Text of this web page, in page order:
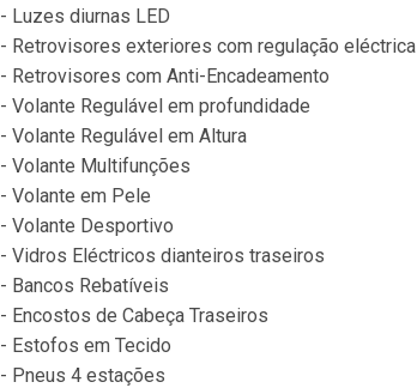
- Luzes diurnas LED
- Retrovisores exteriores com regulação eléctrica
- Retrovisores com Anti-Encadeamento
- Volante Regulável em profundidade
- Volante Regulável em Altura
- Volante Multifunções
- Volante em Pele
- Volante Desportivo
- Vidros Eléctricos dianteiros traseiros
- Bancos Rebatíveis
- Encostos de Cabeça Traseiros
- Estofos em Tecido
- Pneus 4 estações